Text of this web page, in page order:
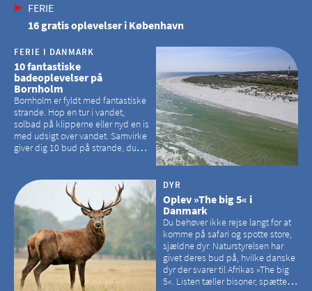
FERIE
16 gratis oplevelser i København
FERIE I DANMARK
10 fantastiske
badeoplevelser på
Bornholm
Bornholm er fyldt med fantastiske
strande. Hop en tur i vandet,
solbad på klipperne eller nyd en is
med udsigt over vandet. Samvirke
giver dig 10 bud på strande, du
DYR
Oplev »The big 5« i
Danmark
Du behøver ikke rejse langt for at
komme på safari og spotte store,
sjældne dyr. Naturstyrelsen har
givet deres bud på, hvilke danske
dyr der svarer til Afrikas »The big
5«. Listen tæller bisoner, spættede